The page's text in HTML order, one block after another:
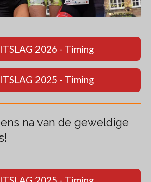
2026 - Timing
2025 - Timing
na van de geweldige